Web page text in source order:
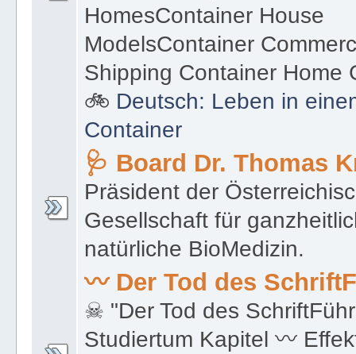
HomesContainer House
ModelsContainer
Shipping Container Home
🚲 Deutsch: Leben in
Container
🩺 Board Dr. Thomas
Präsident der
Gesellschaft für
natürliche BioMedizin.
〰 Der Tod des
☠ "Der Tod des
Studiertum Kapitel 〰